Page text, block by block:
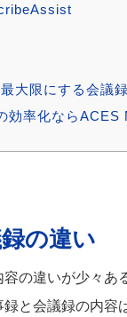
大限にする会議
効率化ならACES
の違い
容の違いが少々
と会議録の内容